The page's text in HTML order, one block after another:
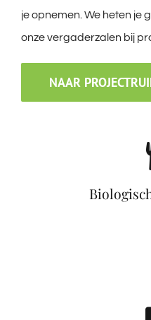
je opnemen. We heten je
onze vergaderzalen bij
NAAR